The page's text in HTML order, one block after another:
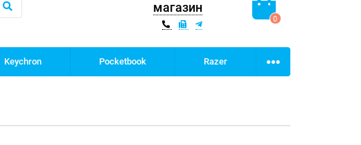
магазин
0
Keychron Pocketbook Razer